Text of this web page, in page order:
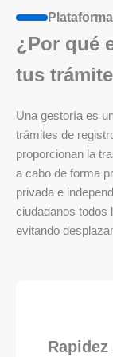
¿Por qué
tus
Una gestoría es
trámites de
proporcionan la
a cabo de forma
privada e
ciudadanos todos
evitando